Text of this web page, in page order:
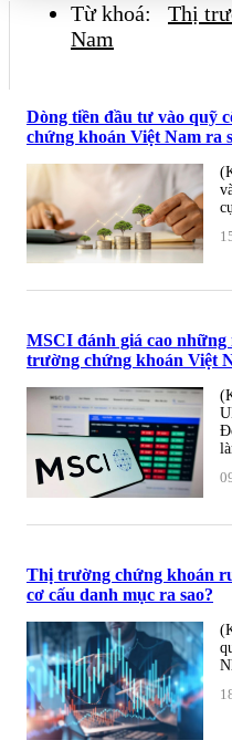
Từ khoá: Thị
Nam
Dòng tiền đầu tư vào quỹ
chứng khoán Việt Nam ra
MSCI đánh giá cao
trường chứng khoán Việt
Thị trường chứng khoán
cơ cấu danh mục ra sao?